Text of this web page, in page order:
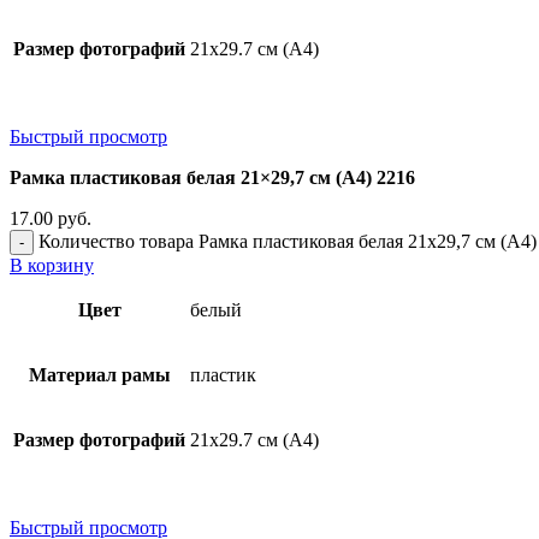
Размер фотографий 21х29.7 см (А4)
Быстрый просмотр
Рамка пластиковая белая 21×29,7 см (А4) 2216
17.00 руб.
Количество товара Рамка пластиковая белая 21x29,7 см
В корзину
Цвет белый
Материал рамы пластик
Размер фотографий 21х29.7 см (А4)
Быстрый просмотр